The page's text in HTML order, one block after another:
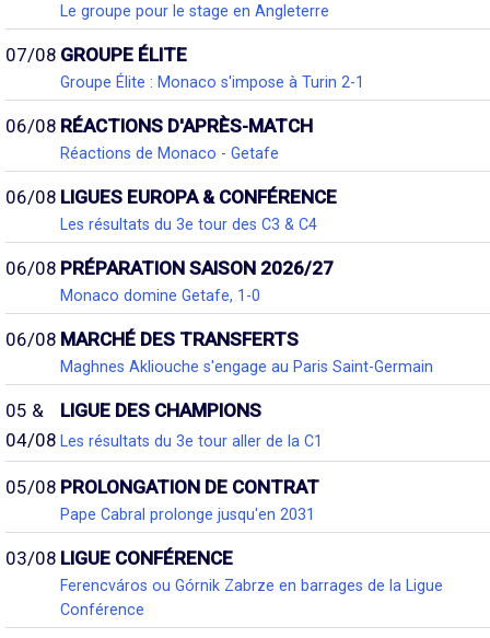
Le groupe pour le stage en Angleterre
07/08 GROUPE ÉLITE
Groupe Élite : Monaco s'impose à Turin 2-1
06/08 RÉACTIONS D'APRÈS-MATCH
Réactions de Monaco - Getafe
06/08 LIGUES EUROPA & CONFÉRENCE
Les résultats du 3e tour des C3 & C4
06/08 PRÉPARATION SAISON 2026/27
Monaco domine Getafe, 1-0
06/08 MARCHÉ DES TRANSFERTS
Maghnes Akliouche s'engage au Paris Saint-Germain
05 &
04/08
LIGUE DES CHAMPIONS
Les résultats du 3e tour aller de la C1
05/08 PROLONGATION DE CONTRAT
Pape Cabral prolonge jusqu'en 2031
03/08 LIGUE CONFÉRENCE
Ferencváros ou Górnik Zabrze en barrages de la Ligue
Conférence